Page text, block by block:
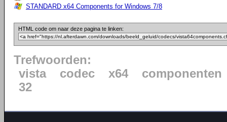
STANDARD x64 Components for Windows 7/8
HTML code om naar deze pagina te linken:
Trefwoorden:
vista
codec x64
componenten
32